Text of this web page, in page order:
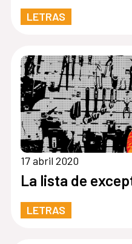
LETRAS
17 abril 2020
La lista de
LETRAS